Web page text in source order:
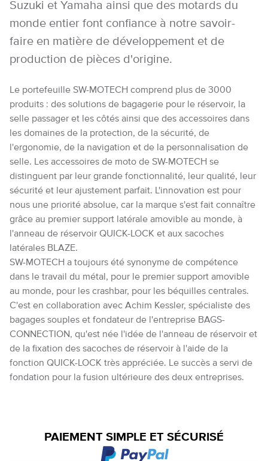
Suzuki et Yamaha ainsi que des motards du
monde entier font confiance à notre savoir-
faire en matière de développement et de
production de pièces d'origine.
Le portefeuille SW-MOTECH comprend plus de 3000
produits : des solutions de bagagerie pour le réservoir, la
selle passager et les côtés ainsi que des accessoires dans
les domaines de la protection, de la sécurité, de
l'ergonomie, de la navigation et de la personnalisation de
selle. Les accessoires de moto de SW-MOTECH se
distinguent par leur grande fonctionnalité, leur qualité, leur
sécurité et leur ajustement parfait. L'innovation est pour
nous une priorité absolue, car la marque s'est fait connaître
grâce au premier support latérale amovible au monde, à
l'anneau de réservoir QUICK-LOCK et aux sacoches
latérales BLAZE.
SW-MOTECH a toujours été synonyme de compétence
dans le travail du métal, pour le premier support amovible
au monde, pour les crashbar, pour les béquilles centrales.
C'est en collaboration avec Achim Kessler, spécialiste des
bagages souples et fondateur de l'entreprise BAGS-
CONNECTION, qu'est née l'idée de l'anneau de réservoir et
de la fixation des sacoches de réservoir à l'aide de la
fonction QUICK-LOCK très appréciée. Le succès a servi de
fondation pour la fusion ultérieure des deux entreprises.
PAIEMENT SIMPLE ET SÉCURISÉ